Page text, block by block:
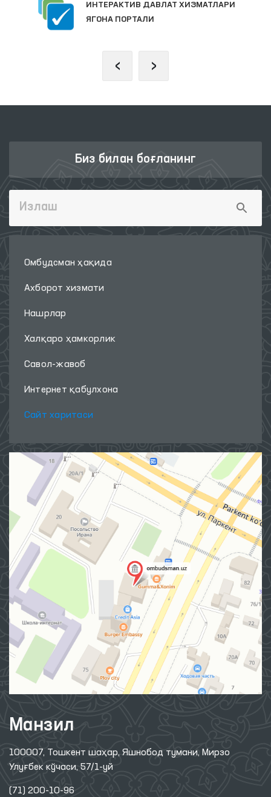
ИНТЕРАКТИВ ДАВЛАТ ХИЗМАТЛАРИ
ЯГОНА ПОРТАЛИ
‹ ›
Биз билан боғланинг
Омбудсман ҳақида
Ахборот хизмати
Нашрлар
Халқаро ҳамкорлик
Савол-жавоб
Интернет қабулхона
Сайт харитаси
Манзил
100007, Тошкент шаҳар, Яшнобод тумани, Мирзо
Улуғбек кўчаси, 57/1-уй
(71) 200-10-96